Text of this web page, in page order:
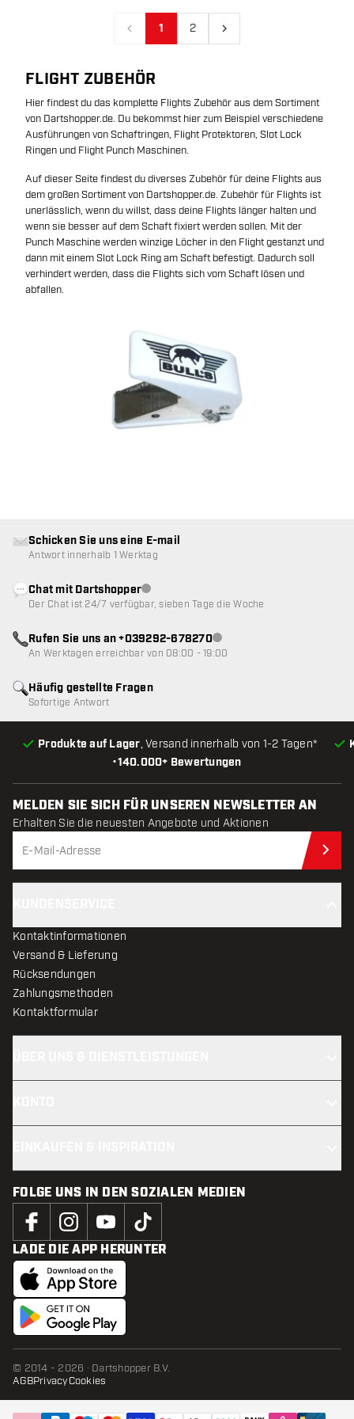
Vorherige
1 2 Nächste
FLIGHT ZUBEHÖR
Hier findest du das komplette Flights Zubehör aus dem Sortiment
von Dartshopper.de. Du bekommst hier zum Beispiel verschiedene
Ausführungen von Schaftringen, Flight Protektoren, Slot Lock
Ringen und Flight Punch Maschinen.
Auf dieser Seite findest du diverses Zubehör für deine Flights aus
dem großen Sortiment von Dartshopper.de. Zubehör für Flights ist
unerlässlich, wenn du willst, dass deine Flights länger halten und
wenn sie besser auf dem Schaft fixiert werden sollen. Mit der
Punch Maschine werden winzige Löcher in den Flight gestanzt und
dann mit einem Slot Lock Ring am Schaft befestigt. Dadurch soll
verhindert werden, dass die Flights sich vom Schaft lösen und
abfallen.
•140.000+ Bewertungen
Produkte auf Lager, Versand innerhalb von 1-2 Tagen*
Häufig gestellte Fragen
Sofortige Antwort
Schicken Sie uns eine E-mail
Antwort innerhalb 1 Werktag
Chat mit DartshopperKundenservice nicht verfügbar
Der Chat ist 24/7 verfügbar, sieben Tage die Woche
Rufen Sie uns an +039292-678270Kundenservice nicht
An Werktagen erreichbar von 08:00 - 19:00
MELDEN SIE SICH FÜR UNSEREN NEWSLETTER AN
Erhalten Sie die neuesten Angebote und Aktionen
Kontaktinformationen
Versand & Lieferung
Rücksendungen
Zahlungsmethoden
Kontaktformular
FOLGE UNS IN DEN SOZIALEN MEDIEN
LADE DIE APP HERUNTER
© 2014 - 2026 · Dartshopper B.V.
AGBPrivacyCookies